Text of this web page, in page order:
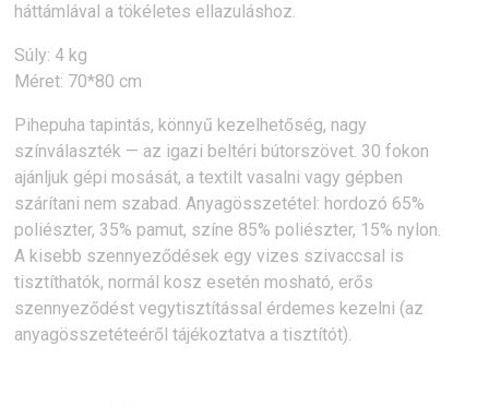
háttámlával a tökéletes ellazuláshoz.
Súly: 4 kg
Méret: 70*80 cm
Pihepuha tapintás, könnyű kezelhetőség, nagy
színválaszték — az igazi beltéri bútorszövet. 30 fokon
ajánljuk gépi mosását, a textilt vasalni vagy gépben
szárítani nem szabad. Anyagösszetétel: hordozó 65%
poliészter, 35% pamut, színe 85% poliészter, 15% nylon.
A kisebb szennyeződések egy vizes szivaccsal is
tisztíthatók, normál kosz esetén mosható, erős
szennyeződést vegytisztítással érdemes kezelni (az
anyagösszetéteéről tájékoztatva a tisztítót).